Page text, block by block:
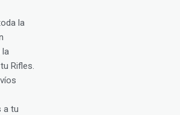
la
Rifles.
a tu